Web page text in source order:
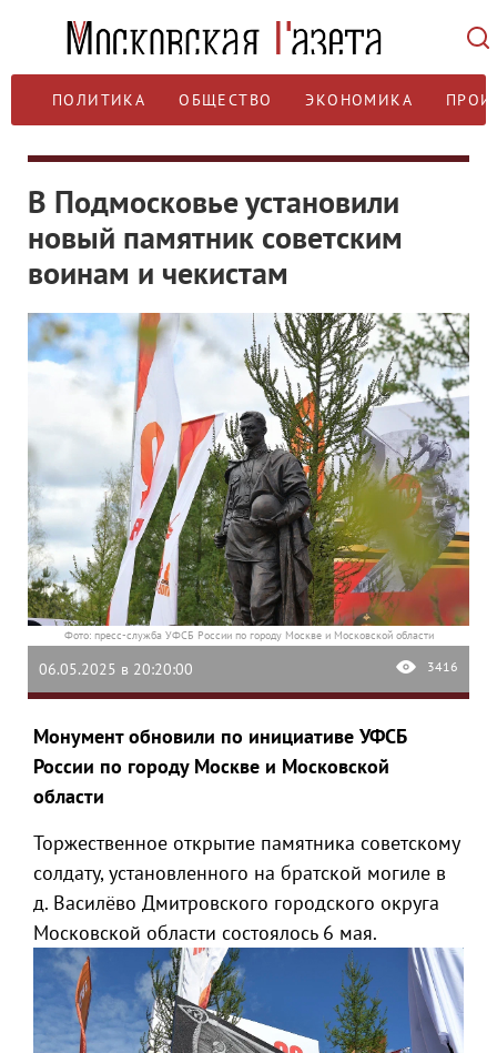
ПОЛИТИКА ОБЩЕСТВО ЭКОНОМИКА
В Подмосковье установили
новый памятник советским
воинам и чекистам
Фото: пресс-служба УФСБ России по городу Москве и Московской области
06.05.2025 в 20:20:00 3416
Монумент обновили по инициативе УФСБ
России по городу Москве и Московской
области
Торжественное открытие памятника советскому
солдату, установленного на братской могиле в
д. Василёво Дмитровского городского округа
Московской области состоялось 6 мая.